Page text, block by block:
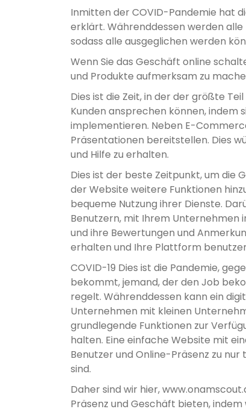
Inmitten der COVID-Pandemie hat
erklärt. Währenddessen werden
sodass alle ausgeglichen werden
Wenn Sie das Geschäft online
und Produkte aufmerksam zu
Dies ist die Zeit, in der der größte
Kunden ansprechen können, indem
implementieren. Neben E-
Präsentationen bereitstellen. Dies
und Hilfe zu erhalten.
Dies ist der beste Zeitpunkt, um die
der Website weitere Funktionen
bequeme Nutzung ihrer Dienste.
Benutzern, mit Ihrem Unternehmen
und ihre Bewertungen und
erhalten und Ihre Plattform
COVID-19 Dies ist die Pandemie,
bekommt, jemand, der den Job
regelt. Währenddessen kann ein
Unternehmen mit kleinen
grundlegende Funktionen zur
halten. Eine einfache Website mit
Benutzer und Online-Präsenz zu
sind.
Daher sind wir hier,
Präsenz und Geschäft bieten, indem